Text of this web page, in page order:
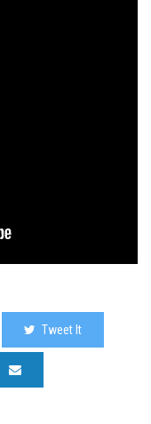
Tweet It